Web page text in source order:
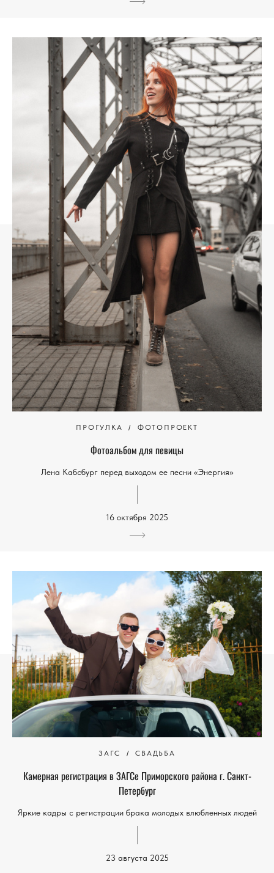
ПРОГУЛКА ФОТОПРОЕКТ
Фотоальбом для певицы
Лена Кабсбург перед выходом ее песни «Энергия»
16 октября 2025
ЗАГС СВАДЬБА
Камерная регистрация в ЗАГСе Приморского района г. Санкт-
Петербург
Яркие кадры с регистрации брака молодых влюбленных людей
23 августа 2025